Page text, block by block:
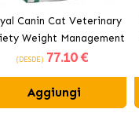
Canin Cat Veterinary
Weight Management
secco per gatti adulti
(DESDE) 77.10 €
Aggiungi